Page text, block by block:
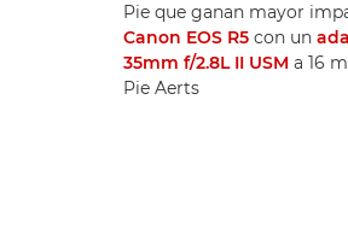
Pie que ganan mayor
Canon EOS R5 con un
35mm f/2.8L II USM a 16
Pie Aerts